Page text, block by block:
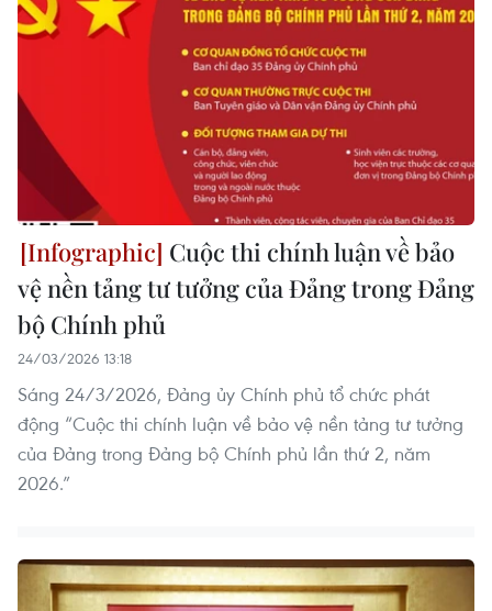
Cuộc thi chính luận về bảo
vệ nền tảng tư tưởng của Đảng trong Đảng
bộ Chính phủ
24/03/2026 13:18
Sáng 24/3/2026, Đảng ủy Chính phủ tổ chức phát
động “Cuộc thi chính luận về bảo vệ nền tảng tư tưởng
của Đảng trong Đảng bộ Chính phủ lần thứ 2, năm
2026.”